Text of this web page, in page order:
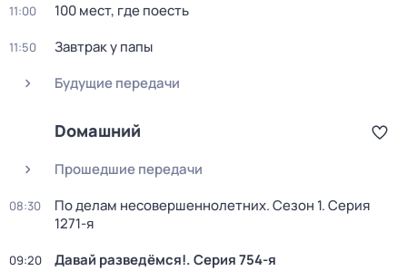
11:00 100 мест, где поесть
11:50
Завтрак у папы
Будущие передачи
Dомашний
Прошедшие передачи
08:30 По делам несовершеннолетних. Сезон 1. Серия
1271-я
09:20 Давай рaзвeдёмся!. Серия 754-я